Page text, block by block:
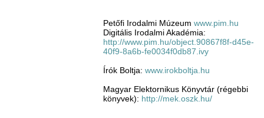
Petőfi Irodalmi Múzeum www.pim.hu
Digitális Irodalmi Akadémia:
http://www.pim.hu/object.90867f8f-d45e-
40f9-8a6b-fe0034f0db87.ivy
Írók Boltja: www.irokboltja.hu
Magyar Elektornikus Könyvtár (régebbi
könyvek): http://mek.oszk.hu/